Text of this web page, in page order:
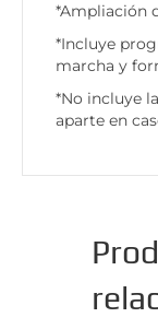
*Ampliación
*Incluye
marcha y
*No incluye
aparte en